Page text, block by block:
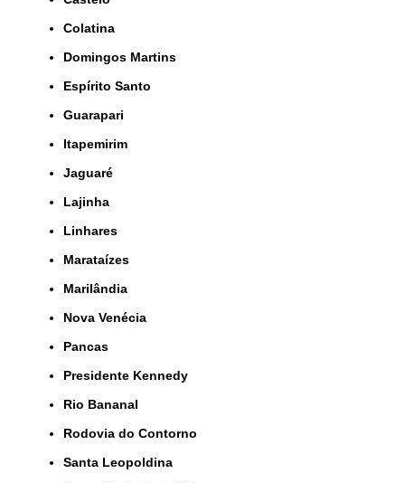
Colatina
Domingos Martins
Espírito Santo
Guarapari
Itapemirim
Jaguaré
Lajinha
Linhares
Marataízes
Marilândia
Nova Venécia
Pancas
Presidente Kennedy
Rio Bananal
Rodovia do Contorno
Santa Leopoldina